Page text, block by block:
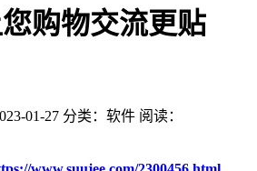
购物交流更贴
01-27 分类：软件 阅读：